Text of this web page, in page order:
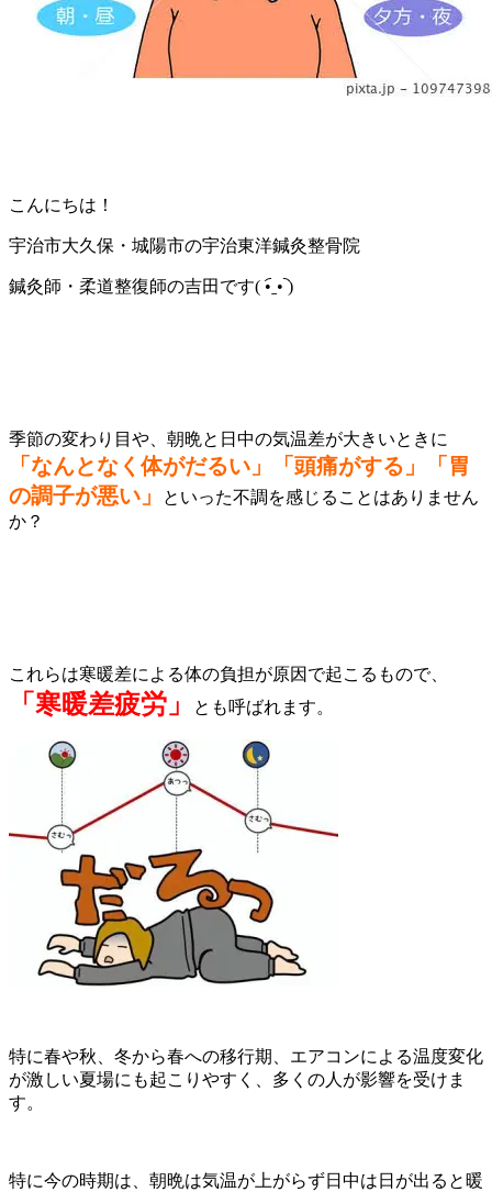
こんにちは！
宇治市大久保・城陽市の宇治東洋鍼灸整骨院
鍼灸師・柔道整復師の吉田です( •︠ˍ•︡ )
季節の変わり目や、朝晩と日中の気温差が大きいときに
「なんとなく体がだるい」
「頭痛がする」「胃
の調子が悪い」
と いった不調を感じることはありません
か？
これらは寒暖差による体の負担が原因で起こるもので、
「寒暖差疲労」 とも呼ばれます。
特に春や秋、冬から春への移行期、エアコンによる温度変化
が激しい夏場にも起こりやすく、多くの人が影響を受けま
す。
特に今の時期は、朝晩は気温が上がらず日中は日が出ると暖